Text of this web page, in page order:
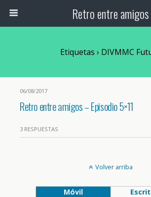
Retro entre amigos
Etiquetas › DIVMMC
06/08/2017
Retro entre amigos – Episodio 5×11
3 RESPUESTAS
Volver arriba
Móvil